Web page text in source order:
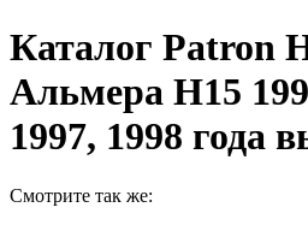
Каталог Patron
Альмера Н15
1997, 1998 года
Смотрите так же: